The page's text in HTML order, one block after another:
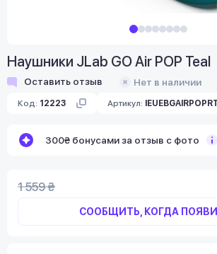
Наушники JLab GO Air POP Teal
Оставить отзыв Нет в наличии
Код: 12223 Артикул:
300₴ бонусами за отзыв с фото
1 559 ₴
СООБЩИТЬ, КОГДА